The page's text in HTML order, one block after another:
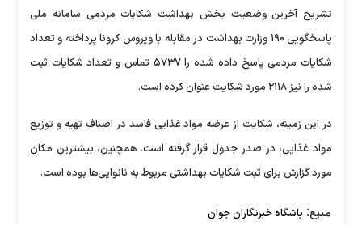
تشریح آخرین وضعیت بخش بهداشت شکایات مردمی سامانه ملی
پاسخگویی ۱۹۰ وزارت بهداشت در مقابله با ویروس کرونا پرداخته و تعداد
شکایات مردمی پاسخ داده شده را ۵۷۳۷ تماس و تعداد شکایات ثبت
شده را نیز ۲۱۱۸ مورد شکایت عنوان کرده است.
در این زمینه، شکایت از عرضه مواد غذایی فاسد در اصناف تهیه و توزیع
مواد غذایی، در صدر جدول قرار گرفته است. همچنین، بیشترین مکان
مورد گزارش برای ثبت شکایات بهداشتی مربوط به نانوایی‌ها بوده است.
منبع: باشگاه خبرنگاران جوان